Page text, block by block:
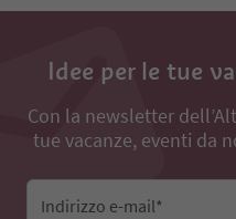
Idee per le tue
Con la newsletter
tue vacanze, eventi da
Indirizzo e-mail*